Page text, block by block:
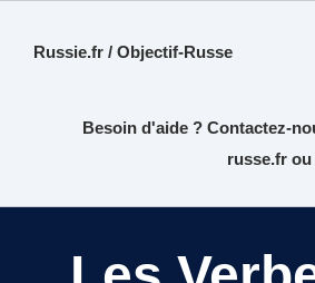
Russie.fr / Objectif-Russe
Besoin d'aide ? Contactez-
russe.fr ou